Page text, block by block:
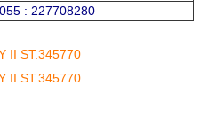
: 227708280